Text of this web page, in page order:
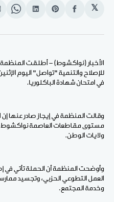
𝕏
انشر
الفيسبوك
Share
Pinterest
انشر
لينكد
الأخبار (نواكشوط) - أطلقت المنظمة
للإصلاح والتنمية "تواصل" اليوم
في امتحان شهادة الباكلوريا.
وقالت المنظمة في إيجاز صادر عنها
مستوى مقاطعات العاصمة
ولايات الوطن.
وأوضحت المنظمة أن الحملة تأتي في
العمل التطوعي الحزبي، وتجسيد
وخدمة المجتمع.